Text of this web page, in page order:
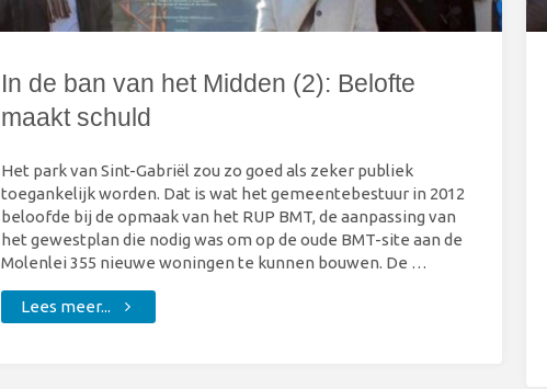
In de ban van het Midden (2): Belofte
maakt schuld
Het park van Sint-Gabriël zou zo goed als zeker publiek
toegankelijk worden. Dat is wat het gemeentebestuur in 2012
beloofde bij de opmaak van het RUP BMT, de aanpassing van
het gewestplan die nodig was om op de oude BMT-site aan de
Molenlei 355 nieuwe woningen te kunnen bouwen. De …
Lees meer... "In